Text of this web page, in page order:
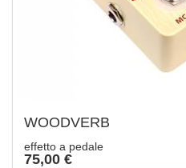
WOODVERB
effetto a pedale
75,00 €